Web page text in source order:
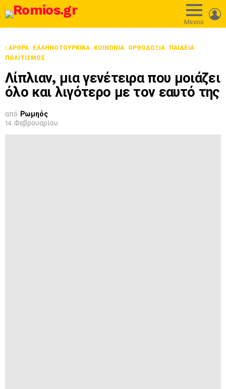
Μενού
: ΆΡΘΡΑ ΕΛΛΗΝΟΤΟΥΡΚΙΚΆ ΚΟΙΝΩΝΙΑ ΟΡΘΟΔΟΞΊΑ
ΠΑΙΔΕΊΑ
ΠΟΛΙΤΙΣΜΌΣ
Λίπλιαν, μια γενέτειρα που μοιάζει
όλο και λιγότερο με τον εαυτό της
από Ρωμηός
14 Φεβρουαρίου